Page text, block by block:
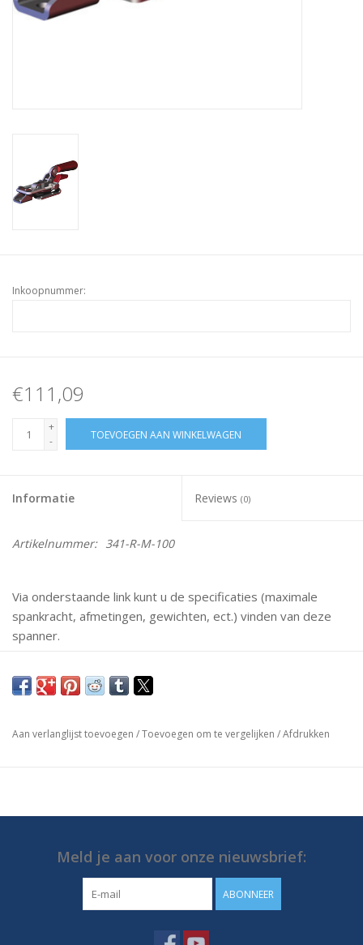
Inkoopnummer:
€111,09
+
-
TOEVOEGEN AAN WINKELWAGEN
Informatie Reviews (0)
Artikelnummer: 341-R-M-100
Via onderstaande link kunt u de specificaties (maximale
spankracht, afmetingen, gewichten, ect.) vinden van deze
spanner.
Mochten er vragen zijn neem dan gerust contact met ons
op.
https://media.destaco.com/assetbank-
Aan verlanglijst toevoegen /Toevoegen om te vergelijken /Afdrukken
Meld je aan voor onze nieuwsbrief:
ABONNEER